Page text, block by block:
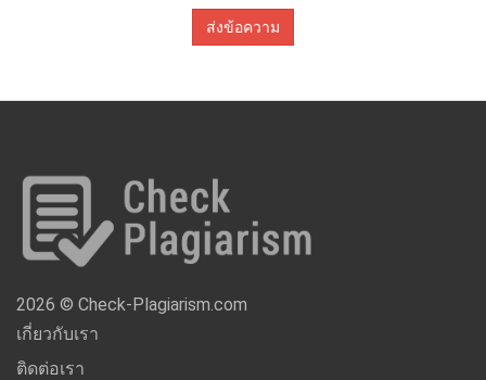
ส่งข้อความ
2026 © Check-Plagiarism.com
เกี่ยวกับเรา
ติดต่อเรา